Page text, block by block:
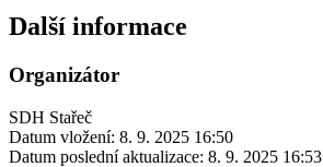
Další informace
Organizátor
SDH Stařeč
Datum vložení: 8. 9. 2025 16:50
Datum poslední aktualizace: 8. 9. 2025 16:53